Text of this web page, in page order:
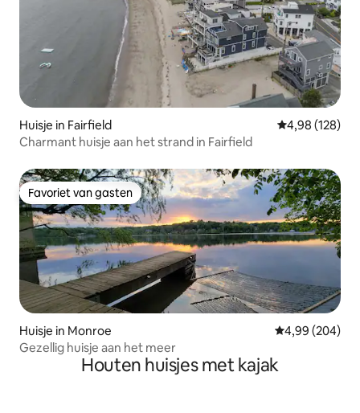
Huisje in Fairfield Gemiddelde
4,98 (128)
Charmant huisje aan het strand in Fairfield
Favoriet van gasten
Favoriet van gasten
Huisje in Monroe Gemiddelde
4,99 (204)
Gezellig huisje aan het meer
Houten huisjes met kajak